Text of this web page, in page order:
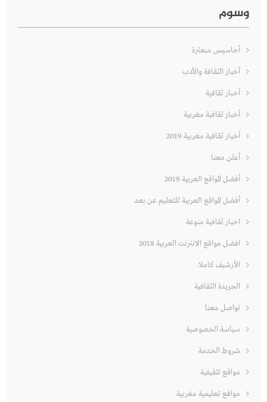
وسوم
أحاسيس مبعثرة
أخبار الثقافة والأدب
أخبار ثقافية
أخبار ثقافية مغربية
أخبار ثقافية مغربية 2019
أعلن معنا
أفضل المواقع العربية 2019
أفضل المواقع العربية للتعليم عن بعد
اخبار ثقافية منوعة
افضل مواقع الانترنت العربية 2018
الأرشيف كاملا
الجريدة الثقافية
تواصل معنا
سياسة الخصوصية
شروط الخدمة
مواقع تثقيفية
مواقع تعليمية مغربية